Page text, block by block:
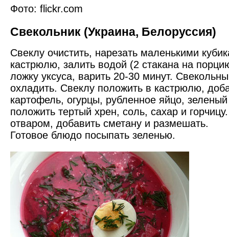
Фото: flickr.com
Свекольник (Украина, Белоруссия)
Свеклу очистить, нарезать маленькими
кастрюлю, залить водой (2 стакана на
ложку уксуса, варить 20-30 минут.
охладить. Свеклу положить в кастрюлю,
картофель, огурцы, рубленное яйцо,
положить тертый хрен, соль, сахар и
отваром, добавить сметану и размешать.
Готовое блюдо посыпать зеленью.